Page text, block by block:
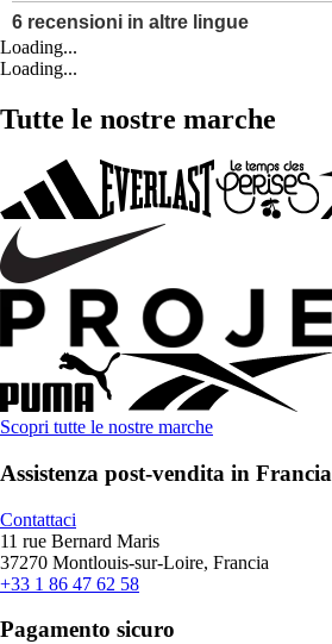
Loading...
Loading...
Tutte le nostre marche
Scopri tutte le nostre marche
Assistenza post-vendita in Francia
Contattaci
11 rue Bernard Maris
37270 Montlouis-sur-Loire, Francia
+33 1 86 47 62 58
Pagamento sicuro